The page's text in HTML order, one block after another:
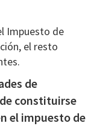
Impuesto de
el resto
de
constituirse
el impuesto de